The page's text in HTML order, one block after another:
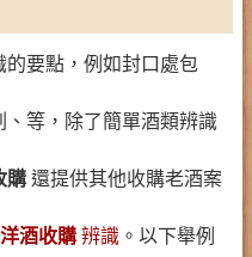
要點，例如封口處包
等，除了簡單酒類辨識
購 還提供其他收購老酒案
酒收購 辨識 。以下舉例